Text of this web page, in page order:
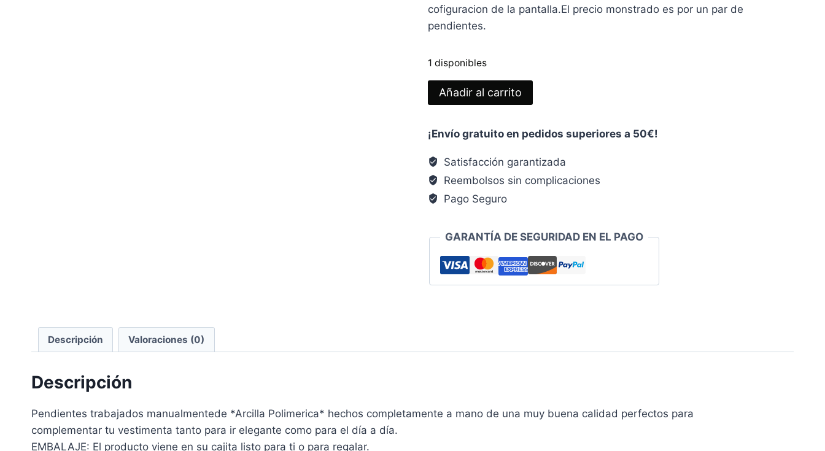
cofiguracion de la pantalla.El precio monstrado es por un par de
pendientes.
1 disponibles
PENDIENTES
OJAS
Militar
cantidad
Añadir al carrito
¡Envío gratuito en pedidos superiores a 50€!
Satisfacción garantizada
Reembolsos sin complicaciones
Pago Seguro
GARANTÍA DE SEGURIDAD EN EL PAGO
Descripción Valoraciones (0)
Descripción
Pendientes trabajados manualmentede *Arcilla Polimerica* hechos completamente a mano de una muy buena calidad perfectos para
complementar tu vestimenta tanto para ir elegante como para el día a día.
EMBALAJE: El producto viene en su cajita listo para ti o para regalar.